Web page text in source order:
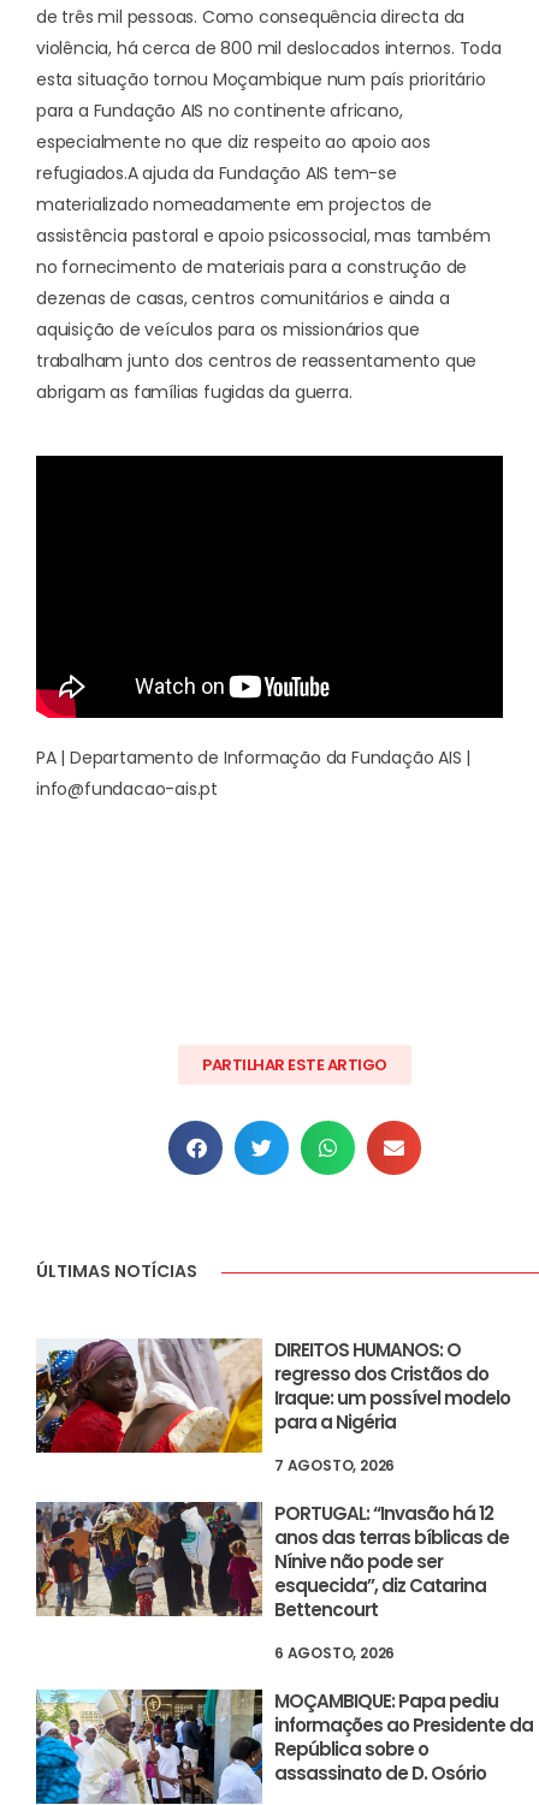
de três mil pessoas. Como consequência directa da
violência, há cerca de 800 mil deslocados internos. Toda
esta situação tornou Moçambique num país prioritário
para a Fundação AIS no continente africano,
especialmente no que diz respeito ao apoio aos
refugiados.A ajuda da Fundação AIS tem-se
materializado nomeadamente em projectos de
assistência pastoral e apoio psicossocial, mas também
no fornecimento de materiais para a construção de
dezenas de casas, centros comunitários e ainda a
aquisição de veículos para os missionários que
trabalham junto dos centros de reassentamento que
abrigam as famílias fugidas da guerra.
PA | Departamento de Informação da Fundação AIS |
info@fundacao-ais.pt
PARTILHAR ESTE ARTIGO
ÚLTIMAS NOTÍCIAS
DIREITOS HUMANOS: O
regresso dos Cristãos do
Iraque: um possível modelo
para a Nigéria
7 AGOSTO, 2026
PORTUGAL: “Invasão há 12
anos das terras bíblicas de
Nínive não pode ser
esquecida”, diz Catarina
Bettencourt
6 AGOSTO, 2026
MOÇAMBIQUE: Papa pediu
informações ao Presidente da
República sobre o
assassinato de D. Osório